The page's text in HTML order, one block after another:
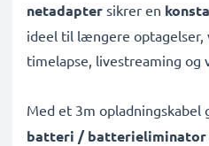
netadapter sikrer en
ideel til længere optagelser,
timelapse, livestreaming og
Med et 3m opladningskabel
batteri / batterieliminator